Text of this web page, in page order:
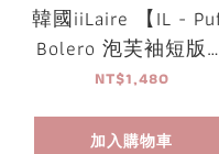
韓國iiLaire 【IL - Puff
Bolero 泡芙袖短版小
罩衫】
NT$1,480
加入購物車